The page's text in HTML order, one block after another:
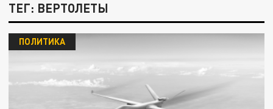
ТЕГ: ВЕРТОЛЕТЫ
ПОЛИТИКА